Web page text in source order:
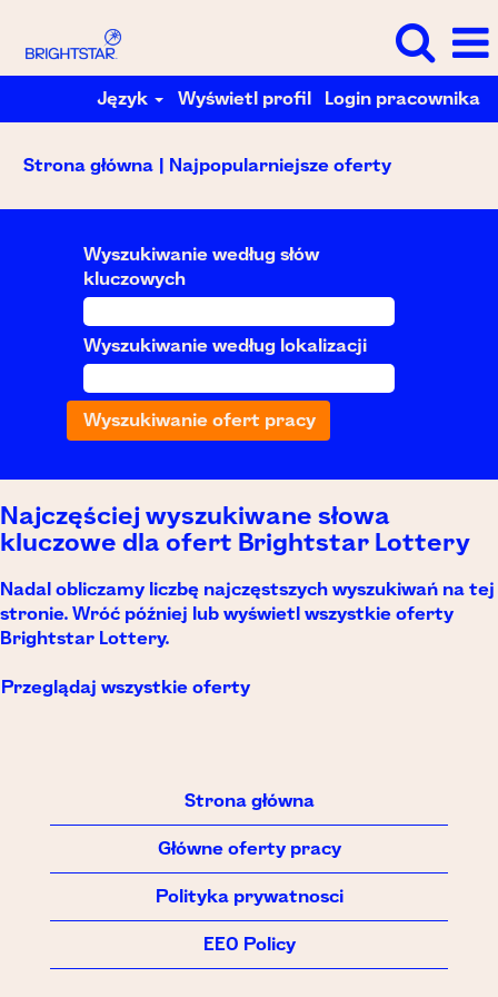
Język Wyświetl profil Login pracownika
Strona główna Najpopularniejsze oferty(bieżąca
Wyszukiwanie według słów
kluczowych
Wyszukiwanie według lokalizacji
Najczęściej wyszukiwane słowa
kluczowe dla ofert Brightstar Lottery
Nadal obliczamy liczbę najczęstszych wyszukiwań na tej
stronie. Wróć później lub wyświetl wszystkie oferty
Brightstar Lottery.
Przeglądaj wszystkie oferty
Strona główna
Główne oferty pracy
Polityka prywatnosci
EEO Policy